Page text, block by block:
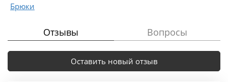
Брюки
Отзывы Вопросы
Оставить новый отзыв